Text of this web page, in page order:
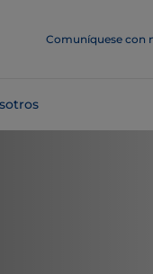
Comuníquese con